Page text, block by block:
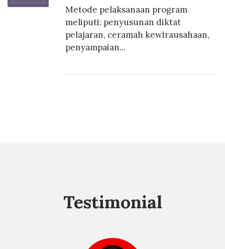
Metode pelaksanaan program
meliputi: penyusunan diktat
pelajaran, ceramah kewirausahaan,
penyampaian...
Testimonial